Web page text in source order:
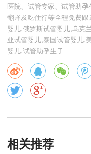
医院、试管专家、试管助
翻译及吃住行等全程免费
婴儿,俄罗斯试管婴儿,乌克
亚试管婴儿,泰国试管婴儿,
婴儿,试管助孕生子
相关推荐